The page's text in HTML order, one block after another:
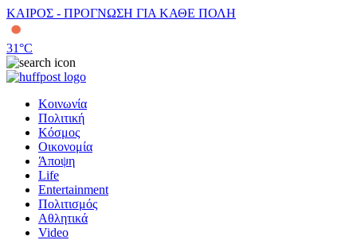
ΚΑΙΡΟΣ - ΠΡΟΓΝΩΣΗ ΓΙΑ ΚΑΘΕ ΠΟΛΗ
31°C
Κοινωνία
Πολιτική
Κόσμος
Οικονομία
Άποψη
Life
Entertainment
Πολιτισμός
Αθλητικά
Video